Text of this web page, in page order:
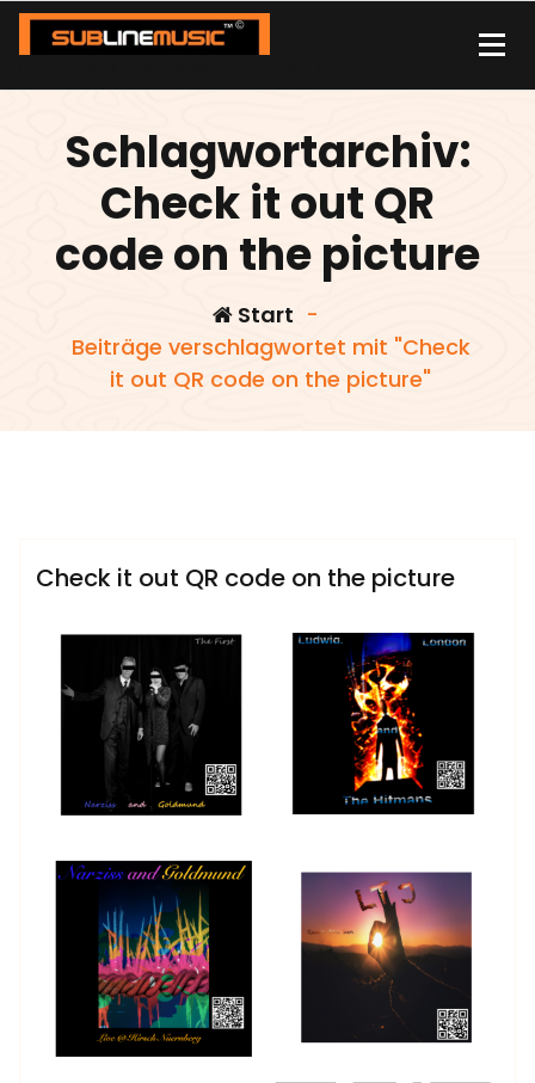
Zum
Inhalt
Schlagwortarchiv:
Check it out QR
code on the picture
Start -
Beiträge verschlagwortet mit "Check
it out QR code on the picture"
Sublinemusic & Media UG
Check it out QR code on the picture